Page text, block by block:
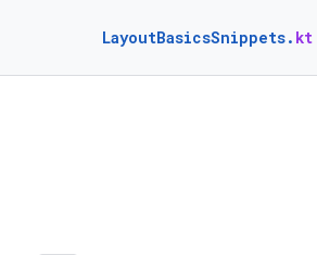
LayoutBasicsSnippets. kt